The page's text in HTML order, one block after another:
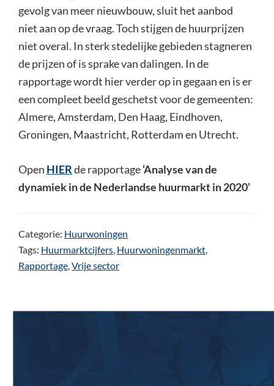
gevolg van meer nieuwbouw, sluit het aanbod
niet aan op de vraag. Toch stijgen de huurprijzen
niet overal. In sterk stedelijke gebieden stagneren
de prijzen of is sprake van dalingen. In de
rapportage wordt hier verder op in gegaan en is er
een compleet beeld geschetst voor de gemeenten:
Almere, Amsterdam, Den Haag, Eindhoven,
Groningen, Maastricht, Rotterdam en Utrecht.
Open HIERde rapportage‘Analyse van de
dynamiek in de Nederlandse huurmarkt in 2020’
Categorie: Huurwoningen
Tags: Huurmarktcijfers, Huurwoningenmarkt,
Rapportage,Vrije sector